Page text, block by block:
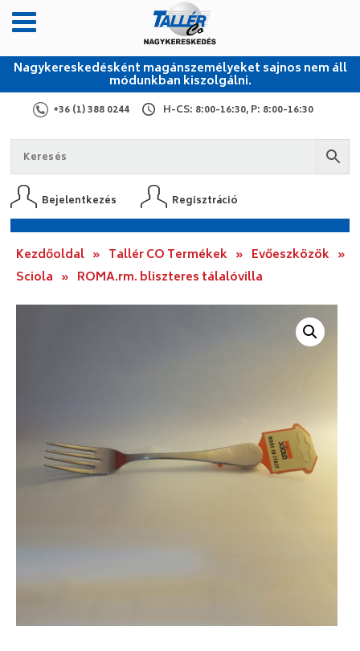
Nagykereskedésként magánszemélyeket sajnos nem áll
módunkban kiszolgálni.
+36 (1) 388 0244 H-CS: 8:00-16:30, P: 8:00-16:30
Bejelentkezés Regisztráció
Kezdőoldal » Tallér CO Termékek » Evőeszközök »
Sciola » ROMA.rm. bliszteres tálalóvilla